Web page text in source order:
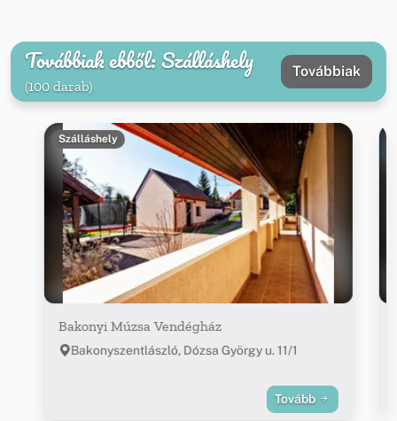
Továbbiak ebből: Szálláshely
(100 darab)
Továbbiak
Szálláshely
Bakonyi Múzsa Vendégház
Bakonyszentlászló, Dózsa György u. 11/1
Tovább